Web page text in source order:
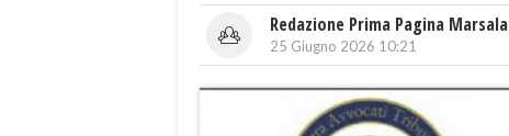
Redazione Prima Pagina Marsala
25 Giugno 2026 10:21